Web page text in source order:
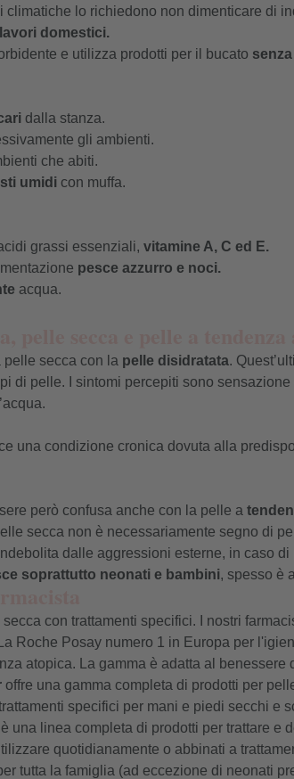
climatiche lo richiedono non dimenticare di
domestici.
e utilizza prodotti per il bucato
dalla stanza.
gli ambienti.
che abiti.
umidi con muffa.
grassi essenziali, vitamine A, C ed E.
pesce azzurro e noci.
acqua.
secca con la pelle disidratata.
di pelle. I sintomi percepiti sono
una condizione cronica dovuta alla
però confusa anche con la pelle a
secca non è necessariamente segno di
dalle aggressioni esterne, in caso di
soprattutto neonati e bambini, spesso è
con trattamenti specifici. I nostri
Roche Posay numero 1 in Europa per
atopica. La gamma è adatta al
offre una gamma completa di prodotti per
specifici per mani e piedi secchi e
è una linea completa di prodotti per trattare e
quotidianamente o abbinati a
tutta la famiglia (ad eccezione di neonati